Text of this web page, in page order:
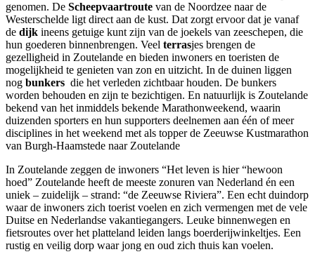
genomen. De Scheepvaartroute van de Noordzee naar de
Westerschelde ligt direct aan de kust. Dat zorgt ervoor dat je vanaf
de dijk ineens getuige kunt zijn van de joekels van zeeschepen, die
hun goederen binnenbrengen. Veel terrasjes brengen de
gezelligheid in Zoutelande en bieden inwoners en toeristen de
mogelijkheid te genieten van zon en uitzicht. In de duinen liggen
nog bunkers die het verleden zichtbaar houden. De bunkers
worden behouden en zijn te bezichtigen. En natuurlijk is Zoutelande
bekend van het inmiddels bekende Marathonweekend, waarin
duizenden sporters en hun supporters deelnemen aan één of meer
disciplines in het weekend met als topper de Zeeuwse Kustmarathon
van Burgh-Haamstede naar Zoutelande
In Zoutelande zeggen de inwoners “Het leven is hier “hewoon
hoed” Zoutelande heeft de meeste zonuren van Nederland én een
uniek – zuidelijk – strand: “de Zeeuwse Riviera”. Een echt duindorp
waar de inwoners zich toerist voelen en zich vermengen met de vele
Duitse en Nederlandse vakantiegangers. Leuke binnenwegen en
fietsroutes over het platteland leiden langs boerderijwinkeltjes. Een
rustig en veilig dorp waar jong en oud zich thuis kan voelen.